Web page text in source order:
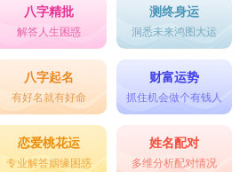
八字精批
解答人生困惑
测终身运
洞悉未来鸿图大运
八字起名
有好名就有好命
财富运势
抓住机会做个有钱人
恋爱桃花运
专业解答姻缘困惑
姓名配对
多维分析配对情况